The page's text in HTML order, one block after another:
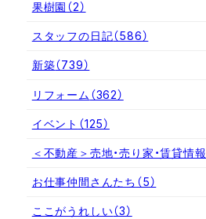
果樹園 （2）
スタッフの日記（586）
新築（739）
リフォーム （362）
イベント （125）
＜不動産＞売地・売り家・賃貸情報
お仕事仲間さんたち （5）
ここがうれしい（3）